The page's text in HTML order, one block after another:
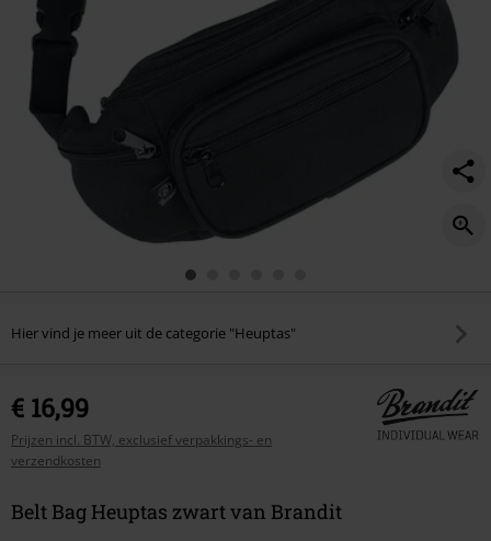
Hier vind je meer uit de categorie "Heuptas"
€ 16,99
Prijzen incl. BTW, exclusief verpakkings- en
verzendkosten
Belt Bag Heuptas zwart van Brandit